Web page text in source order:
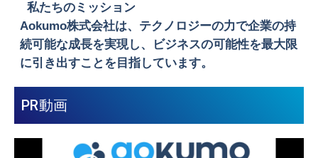
私たちのミッション
Aokumo株式会社は、テクノロジーの力で企業の持
続可能な成長を実現し、ビジネスの可能性を最大限
に引き出すことを目指しています。
PR動画